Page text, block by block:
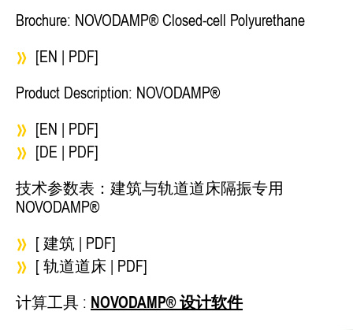
Brochure: NOVODAMP® Closed-cell Polyurethane
[EN | PDF]
Product Description: NOVODAMP®
[EN | PDF]
[DE | PDF]
技术参数表：建筑与轨道道床隔振专用
NOVODAMP®
[ 建筑 | PDF]
[ 轨道道床 | PDF]
计算工具 : NOVODAMP® 设计软件